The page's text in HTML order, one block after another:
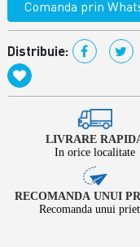
Comanda prin
Distribuie:
LIVRARE
In orice localitate
RECOMANDA UNUI
Recomanda unui